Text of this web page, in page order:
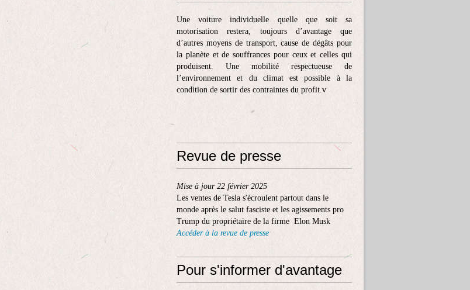
Une voiture individuelle quelle que soit sa
motorisation restera, toujours d’avantage que
d’autres moyens de transport, cause de dégâts pour
la planète et de souffrances pour ceux et celles qui
produisent. Une mobilité respectueuse de
l’environnement et du climat est possible à la
condition de sortir des contraintes du profit.v
Revue de presse
Mise à jour 22 février 2025
Les ventes de Tesla s'écroulent partout dans le
monde après le salut fasciste et les agissements pro
Trump du propriétaire de la firme Elon Musk
Accéder à la revue de presse
Pour s'informer d'avantage